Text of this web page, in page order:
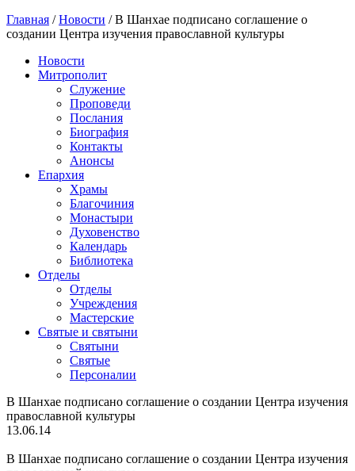
Главная /Новости /В Шанхае подписано соглашение о
создании Центра изучения православной культуры
Новости
Митрополит
Служение
Проповеди
Послания
Биография
Контакты
Анонсы
Епархия
Храмы
Благочиния
Монастыри
Духовенство
Календарь
Библиотека
Отделы
Отделы
Учреждения
Мастерские
Святые и святыни
Cвятыни
Cвятые
Персоналии
В Шанхае подписано соглашение о создании Центра изучения
православной культуры
13.06.14
В Шанхае подписано соглашение о создании Центра изучения